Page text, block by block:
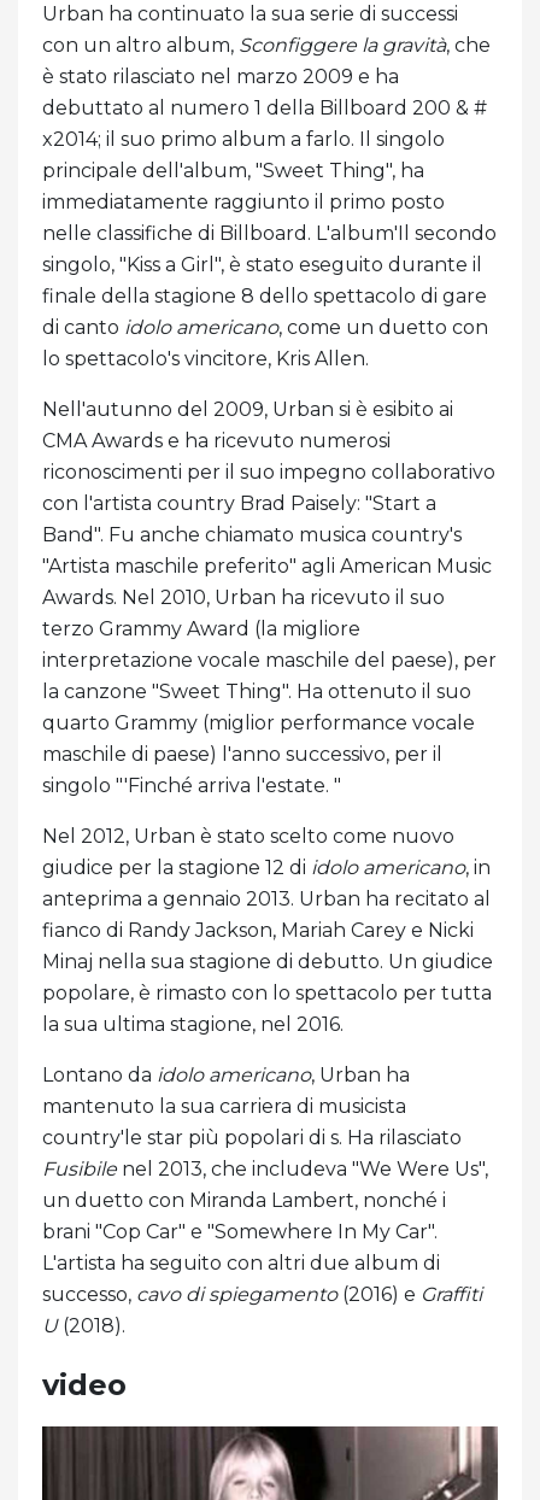
Urban ha continuato la sua serie di successi
con un altro album, Sconfiggere la gravità, che
è stato rilasciato nel marzo 2009 e ha
debuttato al numero 1 della Billboard 200 & #
x2014; il suo primo album a farlo. Il singolo
principale dell'album, "Sweet Thing", ha
immediatamente raggiunto il primo posto
nelle classifiche di Billboard. L'album'Il secondo
singolo, "Kiss a Girl", è stato eseguito durante il
finale della stagione 8 dello spettacolo di gare
di canto idolo americano, come un duetto con
lo spettacolo's vincitore, Kris Allen.
Nell'autunno del 2009, Urban si è esibito ai
CMA Awards e ha ricevuto numerosi
riconoscimenti per il suo impegno collaborativo
con l'artista country Brad Paisely: "Start a
Band". Fu anche chiamato musica country's
"Artista maschile preferito" agli American Music
Awards. Nel 2010, Urban ha ricevuto il suo
terzo Grammy Award (la migliore
interpretazione vocale maschile del paese), per
la canzone "Sweet Thing". Ha ottenuto il suo
quarto Grammy (miglior performance vocale
maschile di paese) l'anno successivo, per il
singolo "'Finché arriva l'estate. "
Nel 2012, Urban è stato scelto come nuovo
giudice per la stagione 12 di idolo americano, in
anteprima a gennaio 2013. Urban ha recitato al
fianco di Randy Jackson, Mariah Carey e Nicki
Minaj nella sua stagione di debutto. Un giudice
popolare, è rimasto con lo spettacolo per tutta
la sua ultima stagione, nel 2016.
Lontano da idolo americano, Urban ha
mantenuto la sua carriera di musicista
country'le star più popolari di s. Ha rilasciato
Fusibilenel 2013, che includeva "We Were Us",
un duetto con Miranda Lambert, nonché i
brani "Cop Car" e "Somewhere In My Car".
L'artista ha seguito con altri due album di
successo, cavo di spiegamento(2016) e Graffiti
U(2018).
video